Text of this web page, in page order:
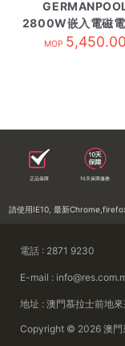
2800W嵌入電磁
GIH-DD28B
MOP 5,450.00
正品保障 10天保障服務
請使用IE10, 最新
電話 : 2871 9230
E-mail :
地址 : 澳門慕拉士前地
Copyright © 2026 澳門